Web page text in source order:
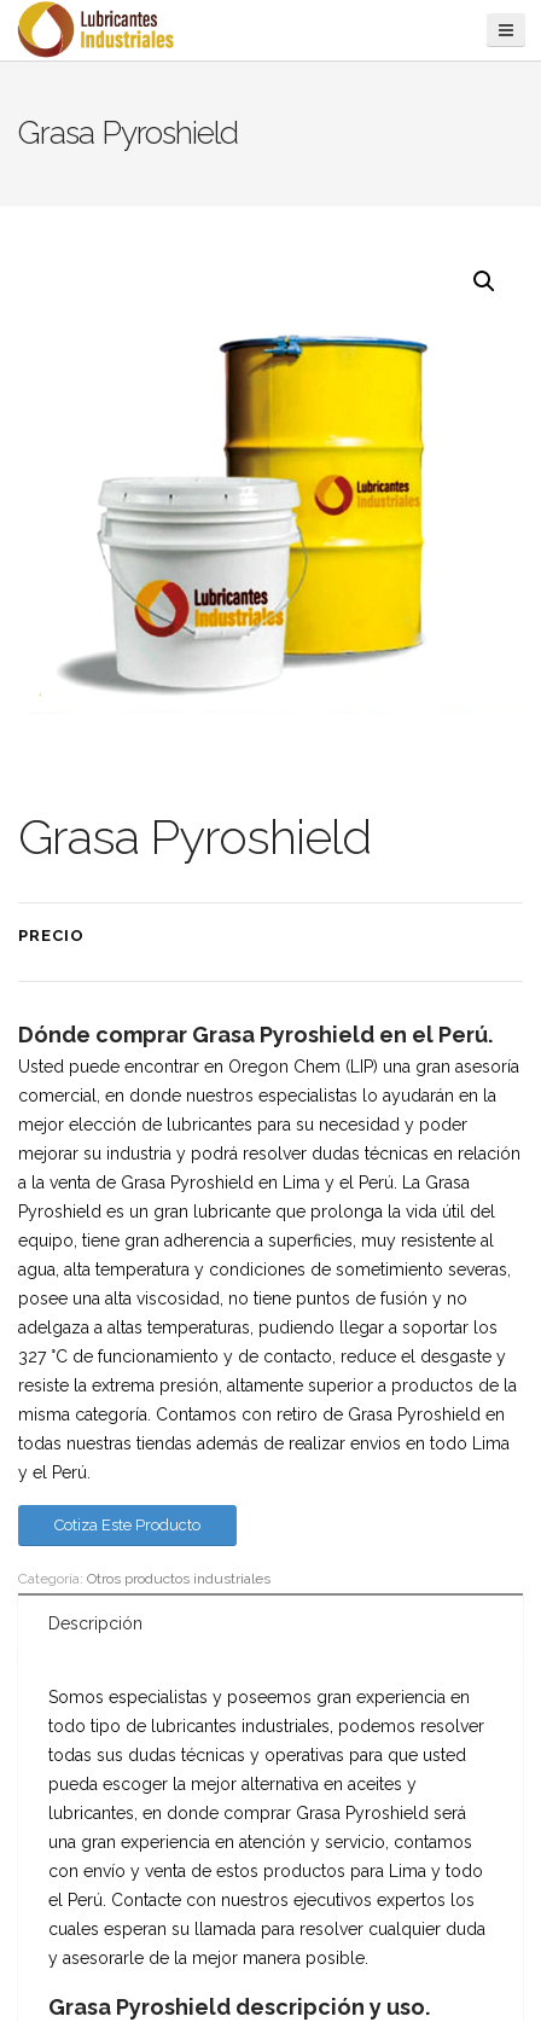
Grasa Pyroshield
Grasa Pyroshield
PRECIO
Dónde comprar Grasa Pyroshield en el Perú.
Usted puede encontrar en Oregon Chem (LIP) una gran asesoría
comercial, en donde nuestros especialistas lo ayudarán en la
mejor elección de lubricantes para su necesidad y poder
mejorar su industria y podrá resolver dudas técnicas en relación
a la venta de Grasa Pyroshield en Lima y el Perú. La Grasa
Pyroshield es un gran lubricante que prolonga la vida útil del
equipo, tiene gran adherencia a superficies, muy resistente al
agua, alta temperatura y condiciones de sometimiento severas,
posee una alta viscosidad, no tiene puntos de fusión y no
adelgaza a altas temperaturas, pudiendo llegar a soportar los
327 °C de funcionamiento y de contacto, reduce el desgaste y
resiste la extrema presión, altamente superior a productos de la
misma categoría. Contamos con retiro de Grasa Pyroshield en
todas nuestras tiendas además de realizar envios en todo Lima
y el Perú.
Cotiza Este Producto
Categoría: Otros productos industriales
Descripción
Somos especialistas y poseemos gran experiencia en
todo tipo de lubricantes industriales, podemos resolver
todas sus dudas técnicas y operativas para que usted
pueda escoger la mejor alternativa en aceites y
lubricantes, en donde comprar Grasa Pyroshield será
una gran experiencia en atención y servicio, contamos
con envío y venta de estos productos para Lima y todo
el Perú. Contacte con nuestros ejecutivos expertos los
cuales esperan su llamada para resolver cualquier duda
y asesorarle de la mejor manera posible.
Grasa Pyroshield descripción y uso.